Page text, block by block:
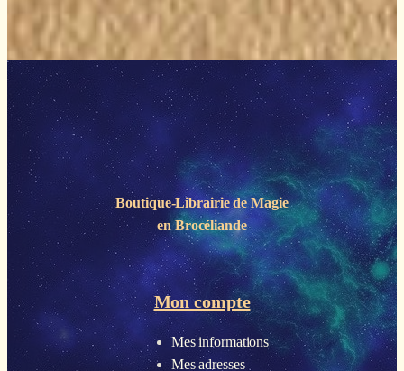
Boutique-Librairie deMagie
en Brocéliande
Mon compte
Mes informations
Mes adresses